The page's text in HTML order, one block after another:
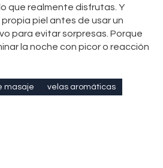
que realmente disfrutas. Y
piel antes de usar un
para evitar sorpresas. Porque
la noche con picor o reacción
masaje velas aromáticas